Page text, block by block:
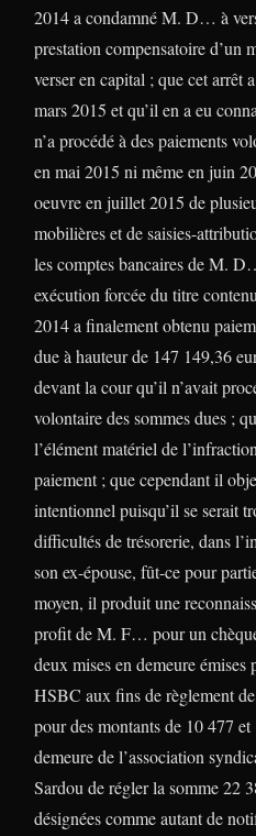
2014 a condamné M. D… à
prestation compensatoire d’un
verser en capital ; que cet
mars 2015 et qu’il en a eu
n’a procédé à des paiements
en mai 2015 ni même en juin
oeuvre en juillet 2015 de
mobilières et de saisies-
les comptes bancaires de M.
exécution forcée du titre
2014 a finalement obtenu
due à hauteur de 147 149,36
devant la cour qu’il n’avait
volontaire des sommes dues ;
l’élément matériel de
paiement ; que cependant il
intentionnel puisqu’il se serait
difficultés de trésorerie, dans
son ex-épouse, fût-ce pour
moyen, il produit une
profit de M. F… pour un
deux mises en demeure
HSBC aux fins de règlement
pour des montants de 10 477
demeure de l’association
Sardou de régler la somme 22
désignées comme autant de